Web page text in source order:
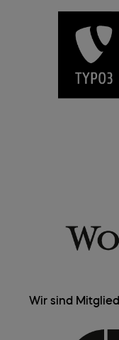
Wir sind Mitglied